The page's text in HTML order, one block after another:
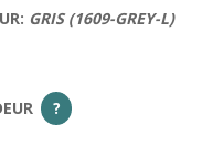
GRIS (1609-GREY-L)
?